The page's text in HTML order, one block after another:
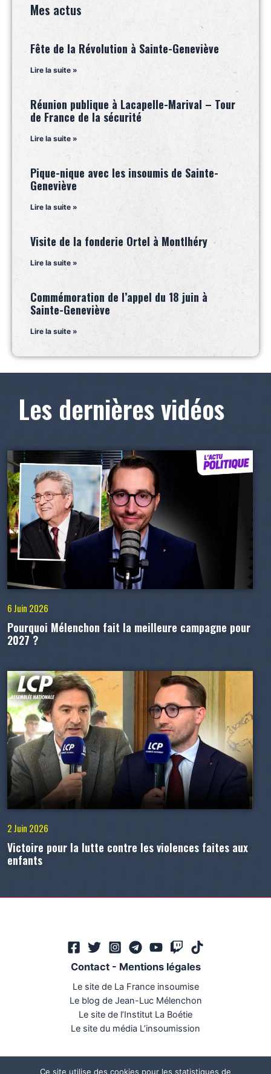
Mes actus
Fête de la Révolution à Sainte-Geneviève
Lire la suite »
Réunion publique à Lacapelle-Marival – Tour
de France de la sécurité
Lire la suite »
Pique-nique avec les insoumis de Sainte-
Geneviève
Lire la suite »
Visite de la fonderie Ortel à Montlhéry
Lire la suite »
Commémoration de l’appel du 18 juin à
Sainte-Geneviève
Lire la suite »
Les dernières vidéos
6 Juin 2026
Pourquoi Mélenchon fait la meilleure campagne pour
2027 ?
2 Juin 2026
Victoire pour la lutte contre les violences faites aux
enfants
Contact- Mentions légales
Le site de La France insoumise
Le blog de Jean-Luc Mélenchon
Le site de l’Institut La Boétie
Le site du média L’insoumission
Ce site utilise des cookies pour les statistiques de